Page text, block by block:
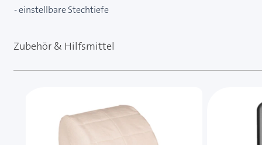
- einstellbare Stechtiefe
Zubehör & Hilfsmittel